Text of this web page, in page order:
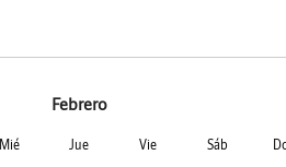
Febrero
Mié Jue Vie Sáb